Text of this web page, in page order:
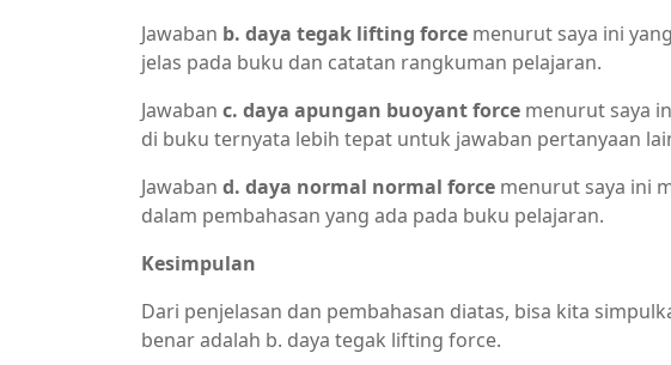
Jawaban b. daya tegak lifting force menurut saya ini
jelas pada buku dan catatan rangkuman pelajaran.
Jawaban c. daya apungan buoyant force menurut saya
di buku ternyata lebih tepat untuk jawaban pertanyaan
Jawaban d. daya normal normal force menurut saya ini
dalam pembahasan yang ada pada buku pelajaran.
Kesimpulan
Dari penjelasan dan pembahasan diatas, bisa kita
benar adalah b. daya tegak lifting force.